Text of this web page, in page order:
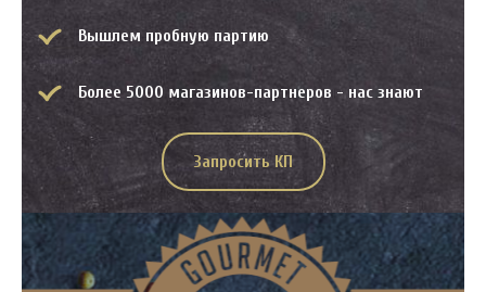
Вышлем пробную партию
Более 5000 магазинов-партнеров - нас знают
Запросить КП